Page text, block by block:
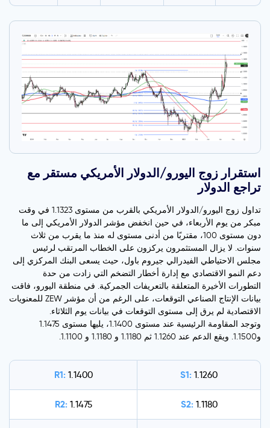
استقرار زوج اليورو/الدولار الأمريكي مستقر مع
تراجع الدولار
تداول زوج اليورو/الدولار الأمريكي بالقرب من مستوى 1.1323 في وقت
مبكر من يوم الأربعاء، في حين انخفض مؤشر الدولار الأمريكي إلى ما
دون مستوى 100، مقتربًا من أدنى مستوى له منذ ما يقرب من ثلاث
سنوات. لا يزال المستثمرون يركزون على الخطاب المرتقب لرئيس
مجلس الاحتياطي الفيدرالي جيروم باول، حيث يسعى البنك المركزي إلى
دعم النمو الاقتصادي مع إدارة أخطار التضخم التي زادت من حدة
التطورات الأخيرة المتعلقة بالتعريفات الجمركية. في منطقة اليورو، فاقت
بيانات الإنتاج الصناعي التوقعات، على الرغم من أن مؤشر ZEW للمعنويات
الاقتصادية لم يرق إلى مستوى التوقعات في بيانات يوم الثلاثاء.
وتوجد المقاومة الرئيسية عند مستوى 1.1400، يليها مستوى 1.1475
و1.1500. ويقع الدعم عند 1.1260 ثم 1.1180 و 1.1180 و 1.1100.
R1: 1.1400 S1: 1.1260
R2: 1.1475 S2: 1.1180